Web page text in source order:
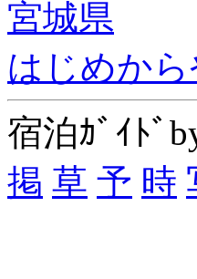
宮城県
はじめか
宿泊ｶﾞｲﾄﾞ
掲 草 予 時